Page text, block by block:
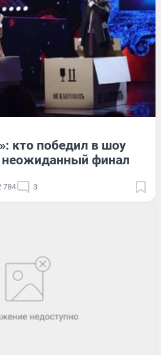
кто победил в шоу
финал
784 3